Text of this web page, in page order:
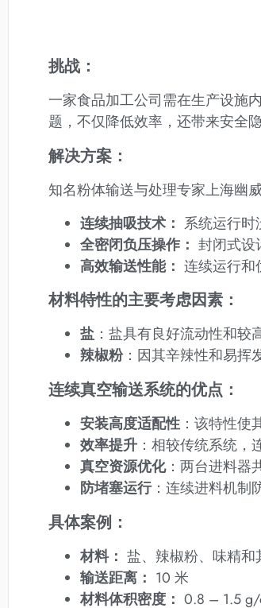
挑战：
一家食品加工公司需在生产设施
题，不仅降低效率，还带来安全隐
解决方案：
知名粉体输送与处理专家上海幽
连续抽吸技术： 系统运行时
全密闭负压操作 ： 封闭式设
高效输送性能： 连续运行和
材料特性的主要考虑因素：
盐 ：盐具有良好流动性和较
辣椒粉：因其辛辣性和易挥
连续真空输送系统的优点：
安装高度适配性 ：该特性使
效率提升 ：相较传统系统，
真空资源优化：两台进料器
防堵塞运行：连续进料机制
具体案例：
材料： 盐、辣椒粉、味精和
输送距离： 10 米
材料体积密度： 0.8 – 1.5 g/